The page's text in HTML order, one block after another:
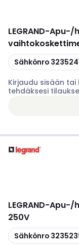
LEGRAND-Apu-/
Kopioi
Sähkönro
Kirjaudu sisään
tehdäksesi
LEGRAND-Apu-/
250V
Kopioi
Sähkönro